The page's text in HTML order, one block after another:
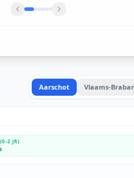
Aarschot Vlaams-
2 JR)